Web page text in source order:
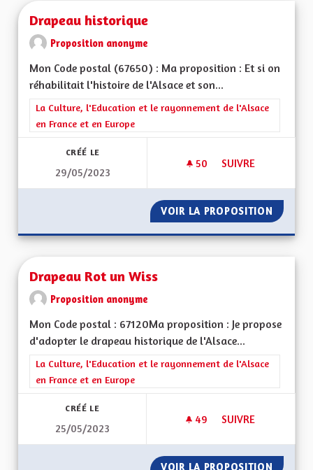
Drapeau historique
Proposition anonyme
Mon Code postal (67650) : Ma proposition : Et si on
réhabilitait l'histoire de l'Alsace et son...
Filtrer les résultats de la catégorie : La Culture, l'Education et
La Culture, l'Education et le rayonnement de l'Alsace
en France et en Europe
CRÉÉ LE
29/05/2023
50 50 ABONNÉS
SUIVRE
VOIR LA PROPOSITION
Drapeau Rot un Wiss
Proposition anonyme
Mon Code postal : 67120Ma proposition : Je propose
d'adopter le drapeau historique de l'Alsace...
Filtrer les résultats de la catégorie : La Culture, l'Education et
La Culture, l'Education et le rayonnement de l'Alsace
en France et en Europe
CRÉÉ LE
25/05/2023
49 49 ABONNÉS
SUIVRE
VOIR LA PROPOSITION